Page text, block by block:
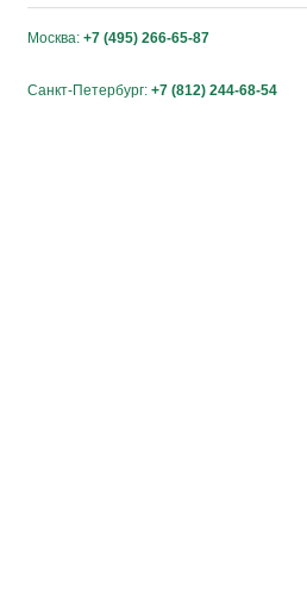
Москва: +7 (495) 266-65-87
Санкт-Петербург: +7 (812) 244-68-54